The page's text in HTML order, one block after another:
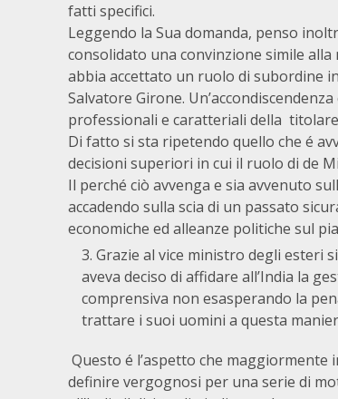
fatti specifici.
Leggendo la Sua domanda, penso
consolidato una convinzione simile
abbia accettato un ruolo di subordine
Salvatore Girone.
professionali e caratteriali della
Di fatto si sta ripetendo quello che é
decisioni superiori in cui il ruolo di de
Il perché ciò avvenga e sia avvenuto
accadendo sulla scia di un passato
economiche ed alleanze politiche sul
Grazie al vice ministro degli esteri
aveva deciso di affidare all’India la
comprensiva non esasperando la
trattare i suoi uomini a questa
Questo é l’aspetto che
definire vergognosi per una serie di